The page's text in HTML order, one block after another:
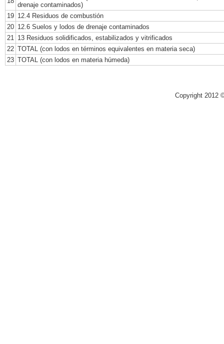
drenaje contaminados)
19 12.4 Residuos de combustión
20 12.6 Suelos y lodos de drenaje contaminados
21
13 Residuos solidificados, estabilizados y vitrificados
22 TOTAL (con lodos en términos equivalentes en materia seca)
23 TOTAL (con lodos en materia húmeda)
Copyright 2012